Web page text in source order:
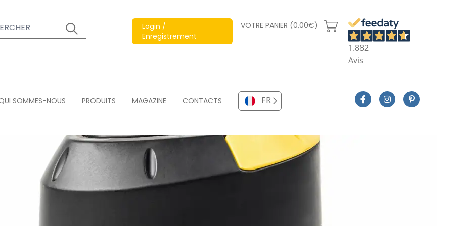
Login /
Enregistrement
VOTRE PANIER (0,00€)
1.882
Avis
SOMMES-NOUS PRODUITS MAGAZINE CONTACTS FR